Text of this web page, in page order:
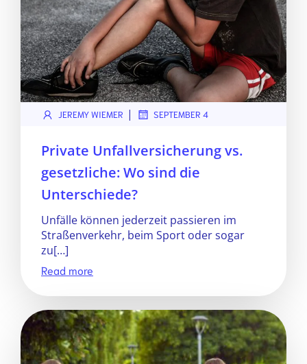
JEREMY WIEMER | SEPTEMBER 4
Private Unfallversicherung vs.
gesetzliche: Wo sind die
Unterschiede?
Unfälle können jederzeit passieren im
Straßenverkehr, beim Sport oder sogar
zu[…]
Read more